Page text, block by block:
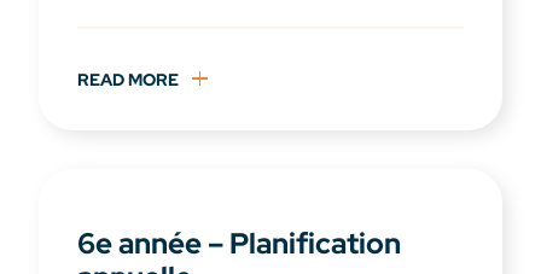
READ MORE
6e année – Planification